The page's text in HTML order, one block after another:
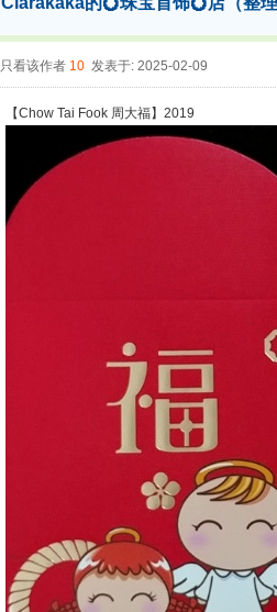
只看该作者 10 发表于: 2025-02-09
【Chow Tai Fook 周大福】2019